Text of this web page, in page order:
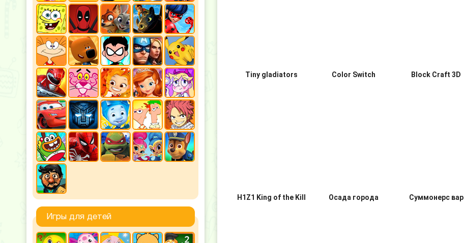
Игры для детей
Tiny gladiators Color Switch Block Craft 3D
H1Z1 King of the Kill Осада города Суммонерс вар